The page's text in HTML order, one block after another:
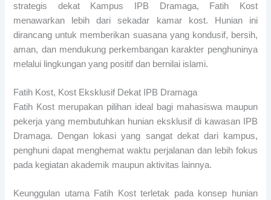
strategis dekat Kampus IPB Dramaga, Fatih Kost
menawarkan lebih dari sekadar kamar kost. Hunian ini
dirancang untuk memberikan suasana yang kondusif, bersih,
aman, dan mendukung perkembangan karakter penghuninya
melalui lingkungan yang positif dan bernilai islami.
Fatih Kost, Kost Eksklusif Dekat IPB Dramaga
Fatih Kost merupakan pilihan ideal bagi mahasiswa maupun
pekerja yang membutuhkan hunian eksklusif di kawasan IPB
Dramaga. Dengan lokasi yang sangat dekat dari kampus,
penghuni dapat menghemat waktu perjalanan dan lebih fokus
pada kegiatan akademik maupun aktivitas lainnya.
Keunggulan utama Fatih Kost terletak pada konsep hunian